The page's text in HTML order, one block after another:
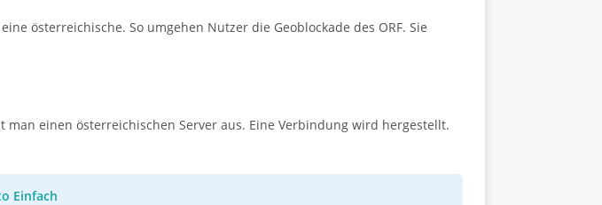
österreichische. So umgehen Nutzer die Geoblockade des ORF. Sie
man einen österreichischen Server aus. Eine Verbindung wird hergestellt.
Einfach